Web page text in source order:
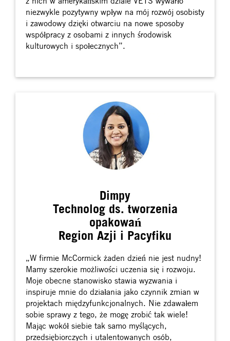
niezwykle pozytywny wpływ na mój rozwój osobisty
i zawodowy dzięki otwarciu na nowe sposoby
współpracy z osobami z innych środowisk
kulturowych i społecznych”.
Dimpy
Technolog ds. tworzenia
opakowań
Region Azji i Pacyfiku
„W firmie McCormick żaden dzień nie jest nudny!
Mamy szerokie możliwości uczenia się i rozwoju.
Moje obecne stanowisko stawia wyzwania i
inspiruje mnie do działania jako czynnik zmian w
projektach międzyfunkcjonalnych. Nie zdawałem
sobie sprawy z tego, że mogę zrobić tak wiele!
Mając wokół siebie tak samo myślących,
przedsiębiorczych i utalentowanych osób,